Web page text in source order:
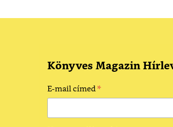
Könyves Magazin
E-mail címed*